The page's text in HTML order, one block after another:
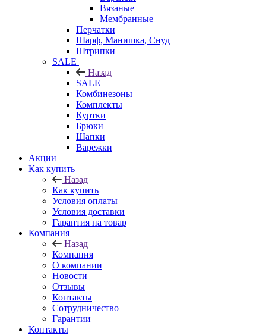
Вязаные
Мембранные
Перчатки
Шарф, Манишка, Снуд
Штрипки
SALE
Назад
SALE
Комбинезоны
Комплекты
Куртки
Брюки
Шапки
Варежки
Акции
Как купить
Назад
Как купить
Условия оплаты
Условия доставки
Гарантия на товар
Компания
Назад
Компания
О компании
Новости
Отзывы
Контакты
Сотрудничество
Гарантии
Контакты